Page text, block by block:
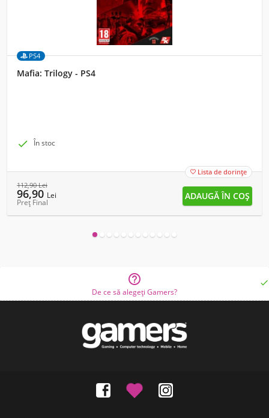
PS4
Mafia: Trilogy - PS4
 În stoc
 Lista de dorințe
112,90Lei
96,90 Lei
Preț Final

De ce să alegeți Gamers?
